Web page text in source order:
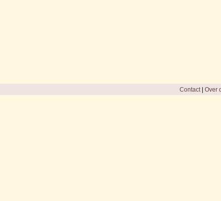
Contact| Over